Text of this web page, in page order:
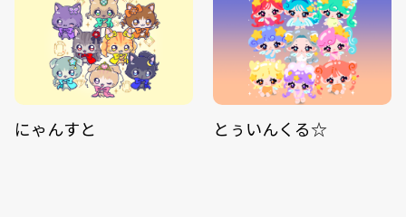
にゃんすと とぅいんくる☆